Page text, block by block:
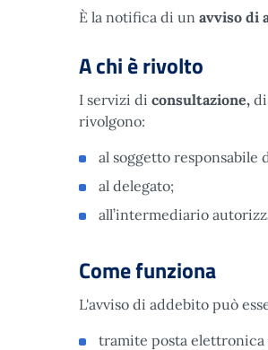
È la notifica di un avviso di
A chi è rivolto
I servizi di consultazione,
rivolgono:
al soggetto responsabile
al delegato;
all’intermediario
Come funziona
L'avviso di addebito può
tramite posta elettronica